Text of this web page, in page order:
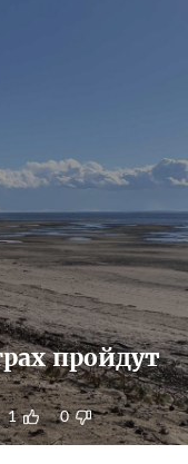
пройдут
1 0